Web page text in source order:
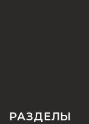
РАЗДЕЛЫ